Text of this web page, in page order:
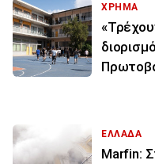
ΧΡΗΜΑ
ΕΛΛΑΔΑ
Marfin: